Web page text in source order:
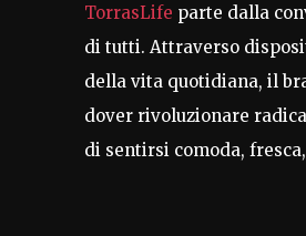
TorrasLife parte dalla
di tutti. Attraverso
della vita quotidiana, il
dover rivoluzionare
di sentirsi comoda,